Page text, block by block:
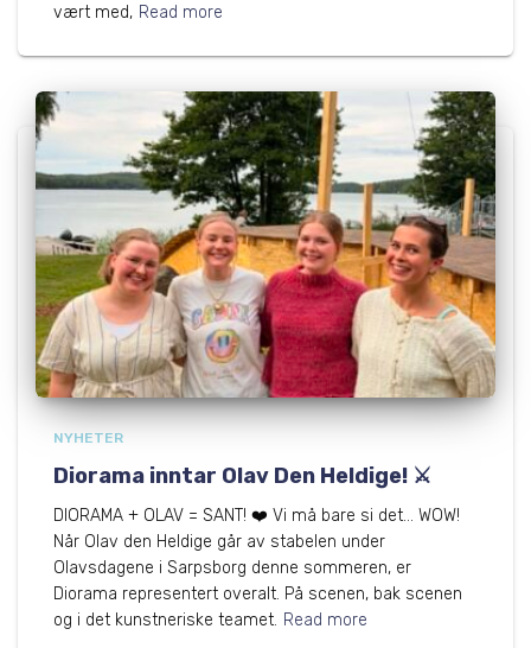
vært med, Read more
NYHETER
Diorama inntar Olav Den Heldige! ⚔️
DIORAMA + OLAV = SANT! ❤️ Vi må bare si det… WOW!
Når Olav den Heldige går av stabelen under
Olavsdagene i Sarpsborg denne sommeren, er
Diorama representert overalt. På scenen, bak scenen
og i det kunstneriske teamet. Read more